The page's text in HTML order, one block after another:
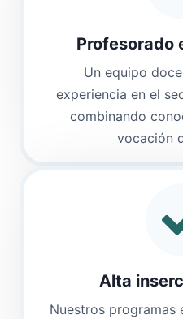
Profesorado
Un equipo
experiencia en el
combinando
vocación
Alta
Nuestros programas